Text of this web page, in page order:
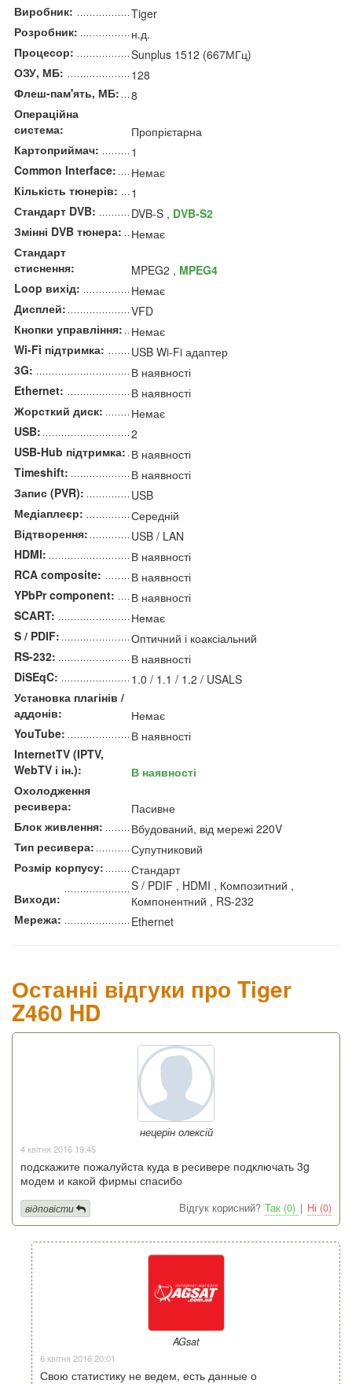
Виробник:
Tiger
Розробник:
н.д.
Процесор:
Sunplus 1512 (667МГц)
ОЗУ, МБ:
128
Флеш-пам'ять, МБ:
8
Операційна
система:
Пропрієтарна
Картоприймач:
1
Common Interface:
Немає
Кількість тюнерів:
1
Стандарт DVB:
DVB-S , DVB-S2
Змінні DVB тюнера:
Немає
Стандарт
стиснення:
MPEG2 , MPEG4
Loop вихід:
Немає
Дисплей:
VFD
Кнопки управління:
Немає
Wi-Fi підтримка:
USB Wi-Fi адаптер
3G:
В наявності
Ethernet:
В наявності
Жорсткий диск:
Немає
USB:
2
USB-Hub підтримка: В наявності
Timeshift:
В наявності
Запис (PVR):
USB
Медіаплеєр:
Середній
Відтворення:
USB / LAN
HDMI:
В наявності
RCA composite:
В наявності
YPbPr component:
В наявності
SCART:
Немає
S / PDIF:
Оптичний і коаксіальний
RS-232:
В наявності
DiSEqC:
1.0 / 1.1 / 1.2 / USALS
Установка плагінів /
аддонів:
Немає
YouTube:
В наявності
InternetTV (IPTV,
WebTV і ін.):
В наявності
Охолодження
ресивера:
Пасивне
Блок живлення:
Вбудований, від мережі 220V
Тип ресивера:
Супутниковий
Розмір корпусу:
Стандарт
Виходи:
S / PDIF , HDMI , Композитний ,
Компонентний , RS-232
Мережа:
Ethernet
Останні відгуки про Tiger
Z460 HD
нецерін олексій
4 квітня 2016 19:45
подскажите пожалуйста куда в ресивере подключать 3g
модем и какой фирмы спасибо
Відгук корисний? Так (0) | Ні (0)
відповісти
AGsat
6 квітня 2016 20:01
Свою статистику не ведем, есть данные о